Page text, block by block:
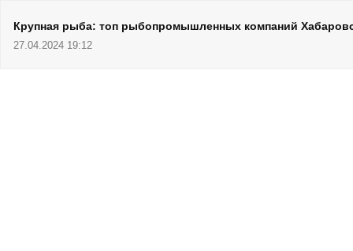
Крупная рыба: топ рыбопромышленных компаний
27.04.2024 19:12